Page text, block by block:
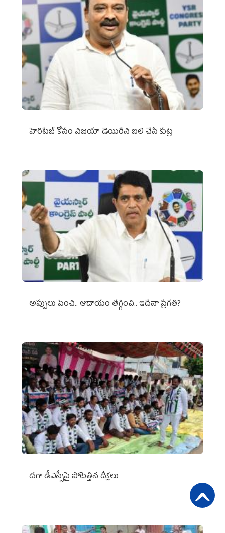
హెరిటేజ్ కోసం విజయా డెయిరీని బలి చేసే కుట్ర‌
అప్పులు పెంచి.. ఆదాయం తగ్గించి.. ఇదేనా ప్రగతి?
దగా డీఎస్సీపై పోటెత్తిన దీక్షలు